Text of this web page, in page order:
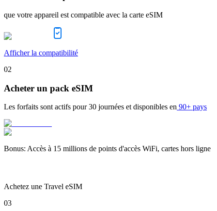
que votre appareil est compatible avec la carte eSIM
Afficher la compatibilité
02
Acheter un pack eSIM
Les forfaits sont actifs pour 30 journées et disponibles en 90+ pays
Bonus: Accès à 15 millions de points d'accès WiFi, cartes hors ligne
Achetez une Travel eSIM
03